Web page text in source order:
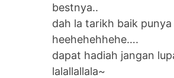
bestnya..
dah la tarikh baik
heehehehhehe….
dapat hadiah jangan
lalallallala~